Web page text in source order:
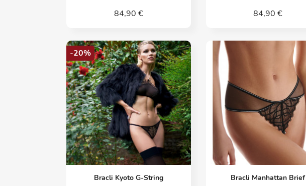
84,90 € 84,90 €
Vorschau
Bracli Kyoto G-String
-20%
Vorschau
Bracli Manhattan Brief